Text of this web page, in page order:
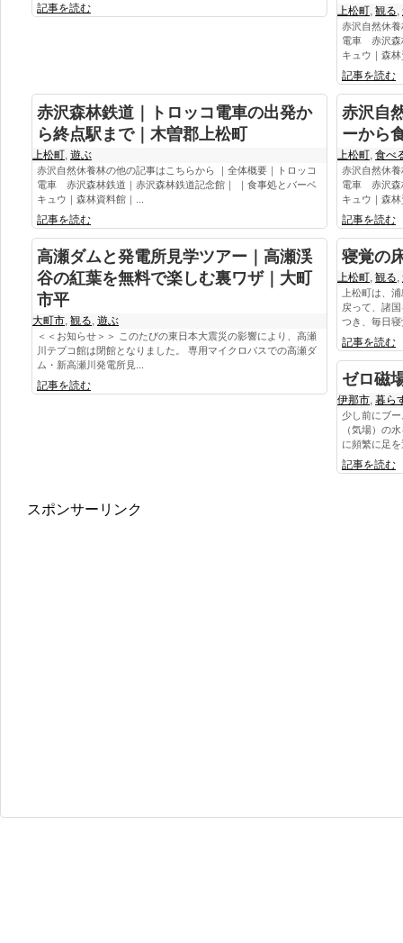
記事を読む 上松町 観る
赤沢自然休
電車 赤沢森
キュウ｜森
記事を読む
赤沢森林鉄道｜トロッコ電車の出発か
ら終点駅まで｜木曽郡上松町
上松町 遊ぶ
赤沢自然休養林の他の記事はこちらから ｜全体概要｜トロッコ
電車 赤沢森林鉄道｜赤沢森林鉄道記念館｜ ｜食事処とバーベ
キュウ｜森林資料館｜...
記事を読む
赤沢自
ーから
上松町 食べ
赤沢自然休
電車 赤沢森
キュウ｜森
記事を読む
高瀬ダムと発電所見学ツアー｜高瀬渓
谷の紅葉を無料で楽しむ裏ワザ｜大町
市平
大町市 観る 遊ぶ
＜＜お知らせ＞＞ このたびの東日本大震災の影響により、高瀬
川テプコ館は閉館となりました。 専用マイクロバスでの高瀬ダ
ム・新高瀬川発電所見...
記事を読む
寝覚の
上松町 観る
上松町は、
戻って、諸
つき、毎日
記事を読む
ゼロ磁
伊那市 暮ら
少し前にブ
（気場）の
に頻繁に足
記事を読む
スポンサーリンク